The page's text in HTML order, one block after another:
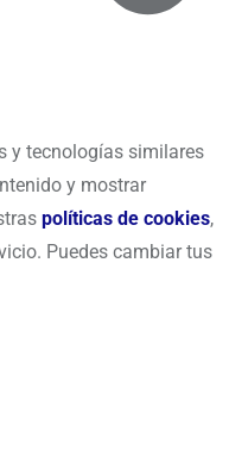
y tecnologías similares
y mostrar
políticas de cookies,
Puedes cambiar tus